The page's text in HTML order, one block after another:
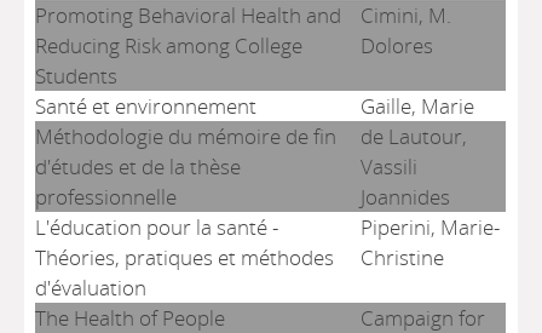
Promoting Behavioral Health and
Reducing Risk among College
Students
Cimini, M.
Dolores
Santé et environnement
Gaille, Marie
Méthodologie du mémoire de fin
d'études et de la thèse
professionnelle
de Lautour,
Vassili
Joannides
L'éducation pour la santé -
Théories, pratiques et méthodes
d'évaluation
Piperini, Marie-
Christine
The Health of People
Campaign for